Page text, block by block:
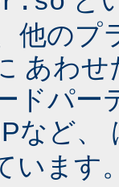
他のプ
あわ
ドパー
など、
います